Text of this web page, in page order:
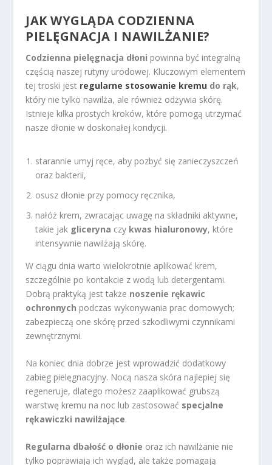
JAK WYGLĄDA CODZIENNA
PIELĘGNACJA I NAWILŻANIE?
Codzienna pielęgnacja dłoni powinna być integralną
częścią naszej rutyny urodowej. Kluczowym elementem
tej troski jest regularne stosowanie kremu do rąk,
który nie tylko nawilża, ale również odżywia skórę.
Istnieje kilka prostych kroków, które pomogą utrzymać
nasze dłonie w doskonałej kondycji.
starannie umyj ręce, aby pozbyć się zanieczyszczeń
oraz bakterii,
osusz dłonie przy pomocy ręcznika,
nałóż krem, zwracając uwagę na składniki aktywne,
takie jak gliceryna czy kwas hialuronowy, które
intensywnie nawilżają skórę.
W ciągu dnia warto wielokrotnie aplikować krem,
szczególnie po kontakcie z wodą lub detergentami.
Dobrą praktyką jest także noszenie rękawic
ochronnych podczas wykonywania prac domowych;
zabezpieczą one skórę przed szkodliwymi czynnikami
zewnętrznymi.
Na koniec dnia dobrze jest wprowadzić dodatkowy
zabieg pielęgnacyjny. Nocą nasza skóra najlepiej się
regeneruje, dlatego możesz zaaplikować grubszą
warstwę kremu na noc lub zastosować specjalne
rękawiczki nawilżające.
Regularna dbałość o dłonie oraz ich nawilżanie nie
tylko poprawiają ich wygląd, ale także pomagają